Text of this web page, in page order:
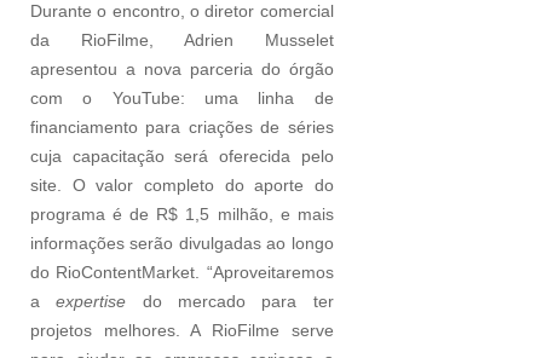
Durante o encontro, o diretor comercial
da RioFilme, Adrien Musselet
apresentou a nova parceria do órgão
com o YouTube: uma linha de
financiamento para criações de séries
cuja capacitação será oferecida pelo
site. O valor completo do aporte do
programa é de R$ 1,5 milhão, e mais
informações serão divulgadas ao longo
do RioContentMarket. “Aproveitaremos
aexpertise do mercado para ter
projetos melhores. A RioFilme serve